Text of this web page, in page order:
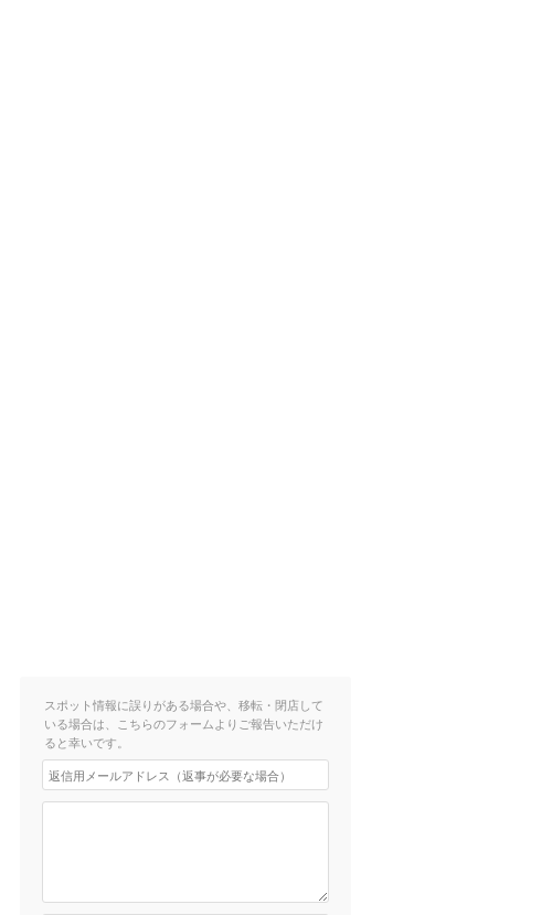
歩22分）
歩27分）
歩33分）
スポット情報に誤りがある場合や、移転・閉店して
いる場合は、こちらのフォームよりご報告いただけ
ると幸いです。